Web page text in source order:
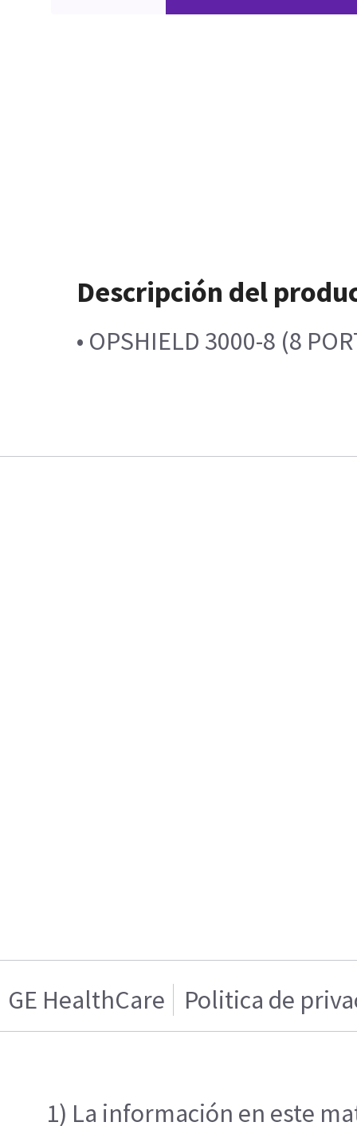
Descripción del
• OPSHIELD 3000-8 (8
GE HealthCare Politica de
1) La información en este